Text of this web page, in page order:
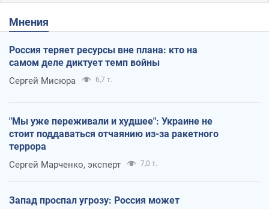
Мнения
Россия теряет ресурсы вне плана: кто на
самом деле диктует темп войны
Сергей Мисюра 6,7 т.
"Мы уже переживали и худшее": Украине не
стоит поддаваться отчаянию из-за ракетного
террора
Сергей Марченко, эксперт 7,0 т.
Запад проспал угрозу: Россия может